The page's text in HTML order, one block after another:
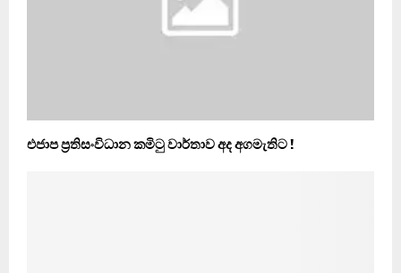
එජාප ප්‍රතිසංවිධාන කමිටු වාර්තාව අද අගමැතිට !